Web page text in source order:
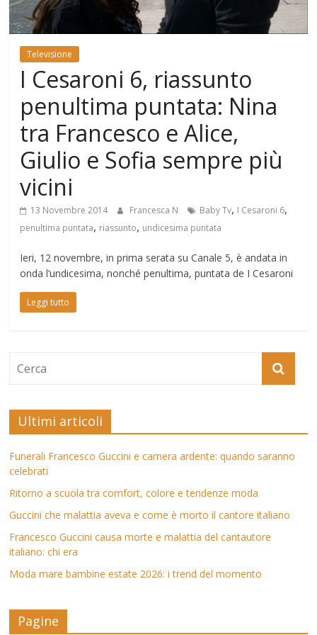
Mondo
Televisione
I Cesaroni 6, riassunto
penultima puntata: Nina
tra Francesco e Alice,
Giulio e Sofia sempre più
vicini
13 Novembre 2014 Francesca N Baby Tv, I Cesaroni 6,
penultima puntata, riassunto, undicesima puntata
Ieri, 12 novembre, in prima serata su Canale 5, è andata in
onda l’undicesima, nonché penultima, puntata de I Cesaroni
Leggi tutto
Ultimi articoli
Funerali Francesco Guccini e camera ardente: quando saranno
celebrati
Ritorno a scuola tra comfort, colore e tendenze moda
Guccini che malattia aveva e come è morto il cantore italiano
Francesco Guccini causa morte e malattia del cantautore
italiano: chi era
Moda mare bambine estate 2026: i trend del momento
Pagine